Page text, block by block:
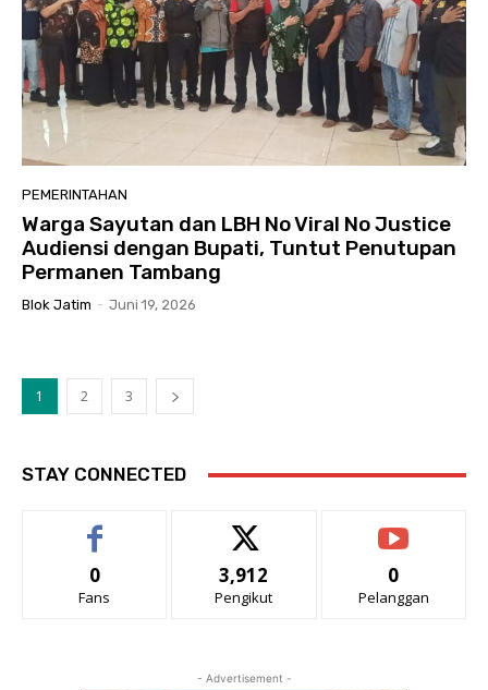
PEMERINTAHAN
Warga Sayutan dan LBH No Viral No Justice
Audiensi dengan Bupati, Tuntut Penutupan
Permanen Tambang
Blok Jatim - Juni 19, 2026
1 2 3
STAY CONNECTED
0
Fans
3,912
Pengikut
0
Pelanggan
- Advertisement -